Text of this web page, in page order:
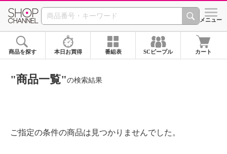
SHOP CHANNEL ショッ
メニュー
商品を探す 本日お買得 番組表 SCピープル カート
"商品一覧"の検索結果
ご指定の条件の商品は見つかりませんでした。